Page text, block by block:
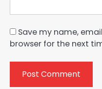
Save my name,
browser for the next